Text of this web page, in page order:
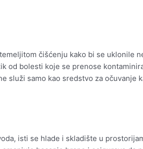
čišćenju kako bi se uklonile
od bolesti koje se prenose
služi samo kao sredstvo za
isti se hlade i skladište u